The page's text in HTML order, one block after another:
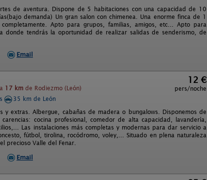
de aventura. Dispone de 5 habitaciones con una capacidad de 10
demanda) Un gran salon con chimenea. Una enorme finca de 1
Apto para grupos, familias, amigos, etc... Apto para
donde tendrás la oportunidad de realizar salidas de senderismo, de
Email
a 17 km de Rodiezmo (León)
12 €
pers/noche
35 km de León
extras. Albergue, cabañas de madera o bungalows. Disponemos de
cocina profesional, comedor de alta capacidad, lavandería,
Las instalaciones más completas y modernas para dar servicio a
fútbol, tirolina, rocódromo, voley,... Situado en plena naturaleza
precioso Valle del Fenar.
Email